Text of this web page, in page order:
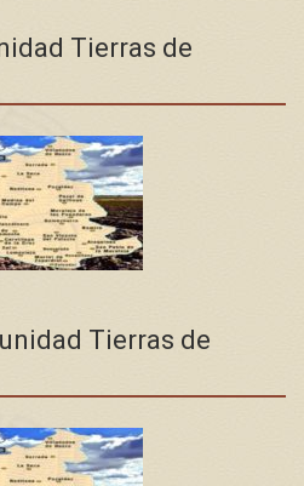
Tierras de
Tierras de